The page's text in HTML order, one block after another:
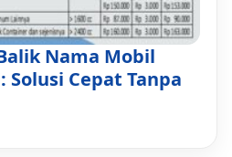
Nama Mobil
Cepat Tanpa